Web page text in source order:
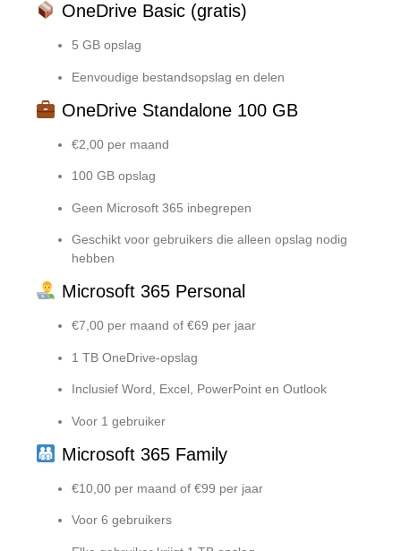
OneDrive Basic (gratis)
5 GB opslag
Eenvoudige bestandsopslag en delen
OneDrive Standalone 100 GB
€2,00 per maand
100 GB opslag
Geen Microsoft 365 inbegrepen
Geschikt voor gebruikers die alleen opslag nodig
hebben
Microsoft 365 Personal
€7,00 per maand of €69 per jaar
1 TB OneDrive-opslag
Inclusief Word, Excel, PowerPoint en Outlook
Voor 1 gebruiker
Microsoft 365 Family
€10,00 per maand of €99 per jaar
Voor 6 gebruikers